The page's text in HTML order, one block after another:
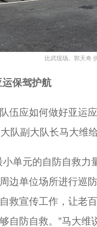
比武现场。郭天奇
保驾护航
应如何做好亚运应
队副大队长马大维
元的自防自救力
边单位场所进行巡
救宣传工作，让老
自防自救。”马大维